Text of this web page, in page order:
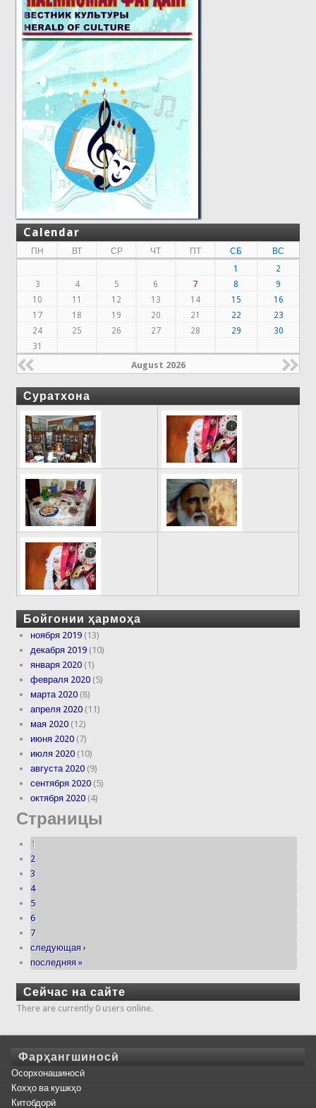
Calendar
ПН ВТ СР ЧТ ПТ СБ
ВС
1
2
3
4 5 6 7 8
9
10
11 12 13 14 15
16
17
18 19 20 21 22
23
24
25 26 27 28 29
30
31
August 2026
Суратхона
Бойгонии ҳармоҳа
ноября 2019 (13)
декабря 2019 (10)
января 2020 (1)
февраля 2020 (5)
марта 2020 (8)
апреля 2020 (11)
мая 2020 (12)
июня 2020 (7)
июля 2020 (10)
августа 2020 (9)
сентября 2020 (5)
октября 2020 (4)
Страницы
1
2
3
4
5
6
7
следующая ›
последняя »
Сейчас на сайте
There are currently 0 users online.
Фарҳангшиносӣ
Осорхонашиносӣ
Кохҳо ва кушкҳо
Китобдорӣ